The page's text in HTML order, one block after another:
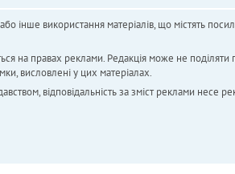
інше використання матеріалів, що містять
на правах реклами. Редакція може не поділяти
висловлені у цих матеріалах.
відповідальність за зміст реклами несе